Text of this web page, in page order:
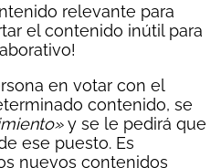
relevante para
el contenido inútil para
en votar con el
contenido, se
y se le pedirá que
ese puesto. Es
nuevos contenidos